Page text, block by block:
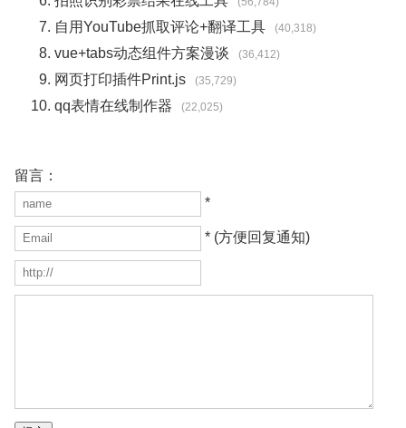
自用YouTube抓取评论+翻译工具 (40,318)
vue+tabs动态组件方案漫谈 (36,412)
网页打印插件Print.js (35,729)
qq表情在线制作器 (22,025)
留言：
*
* (方便回复通知)